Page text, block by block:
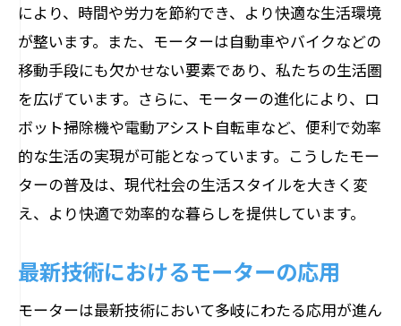
により、時間や労力を節約でき、より快適な生活環境
が整います。また、モーターは自動車やバイクなどの
移動手段にも欠かせない要素であり、私たちの生活圏
を広げています。さらに、モーターの進化により、ロ
ボット掃除機や電動アシスト自転車など、便利で効率
的な生活の実現が可能となっています。こうしたモー
ターの普及は、現代社会の生活スタイルを大きく変
え、より快適で効率的な暮らしを提供しています。
最新技術におけるモーターの応用
モーターは最新技術において多岐にわたる応用が進ん